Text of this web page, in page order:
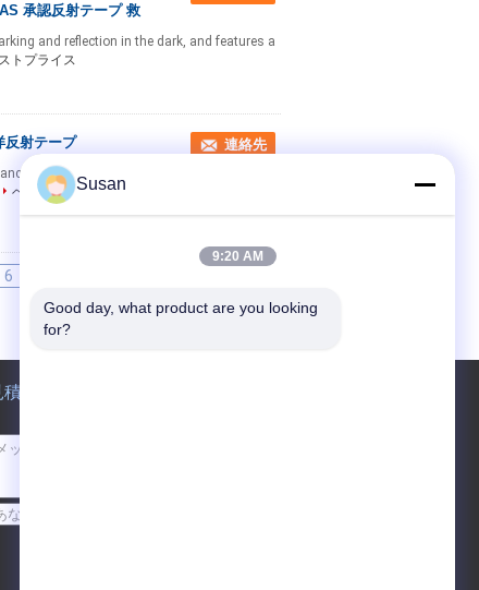
承認反射テープ 救
and reflection in the dark, and features a
トプライス
反射テープ 連絡先
reflective tape made from the best
ベストプライス
6
積依頼
Susan
9:20 AM
Good day, what product are you looking
for?